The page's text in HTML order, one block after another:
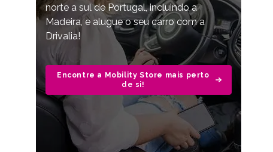
norte a sul de Portugal, incluindo a
Madeira, e alugue o seu carro com a
Drivalia!
Encontre a Mobility Store mais perto
de si!